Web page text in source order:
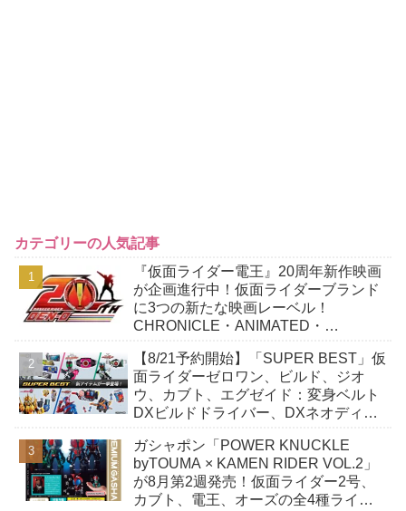
カテゴリーの人気記事
『仮面ライダー電王』20周年新作映画
が企画進行中！仮面ライダーブランド
に3つの新たな映画レーベル！
CHRONICLE・ANIMATED・
【8/21予約開始】「SUPER BEST」仮
面ライダーゼロワン、ビルド、ジオ
ウ、カブト、エグゼイド：変身ベルト
DXビルドドライバー、DXネオディケ
か12点！
ガシャポン「POWER KNUCKLE
byTOUMA × KAMEN RIDER VOL.2」
が8月第2週発売！仮面ライダー2号、
カブト、電王、オーズの全4種ライン